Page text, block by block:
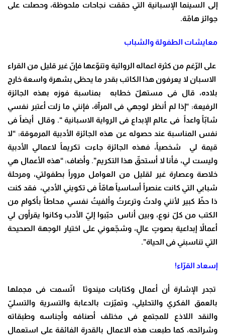
إلى السينما الإسبانية التي حققت نجاحات ملحوظة، وحصلت على
جوائز هامّة.
معايشات الطفولة والشباب
على الرّغم من كثرة اعماله الروائية وتنوّعها فإنّ غير قليل من القراء
الاسبان لا يعرفون هذا الكاتب بقدر ما يحظى بشهرة واسعة خارج
بلاده، قال فى مستهلّ خطابه بمناسبة فوزه بهذه الجائزة
الرفيعة: “إذا لم أنظر لوجهي فى المرآة، فإنني ما زلت أعتبر نفسي
شابّاً واعداً فى عالم الإبداع فى الرواية الاسبانية “. وقال أيضاً فى
نفس المناسبة عند حصوله عن هذه الجائزة الأدبية المرموقة: “لا
قيمة لي شخصياً، فهذه الجائزة جاءت تكريماً لاعمالي الأدبية
وليست لي، فأنا لا أستحقّ هذا التكريم”. وأضاف: “هذه الأعمال هي
خلاصة وعصارة غير لقليل من العوامل مروراً بطفولتي، ومرحلة
شبابي التي كانت عنصراً أساسياً هامّاً فى تكويني الأدبي، فقد كنت
ذا حظّ كبير لأنني ولدتُ وترعرتُ وألفيتُ نفسي محاطاً بأكوام من
الكتب من كلّ نوع، وبين أناس حبّبوا إليّ الأدب وكانوا يقرأون لي
أعمالاً إبداعية بصوتٍ عالٍ، وشجّعوني على اختيار الوجهة الصحيحة
التي تناسبني فى الحياة”.
إسعاد القرّاء!
تجدر الإشارة أن أعمال وكتابات ميندوثا اتّسمت فى مجملها
بالعمق الفكري والتحليلي، وتميّزت بالدعابة والتسرية والتسليّ
والنقد اللاذع للمجتمع فى مختلف أصنافه وأجناسه وطبقاته
وشرائحه، كما طبعت هذه الاعمال بالقدرة الفائقة على استعمال